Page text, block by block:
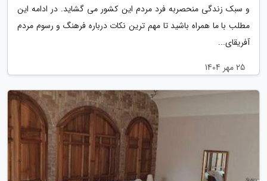
و سبک زندگی منحصربه فرد مردم این کشور می گشاید. در ادامه این
مطلب با ما همراه باشید تا مهم ترین نکات درباره فرهنگ و رسوم مردم
آفریقای...
25 مهر 1404